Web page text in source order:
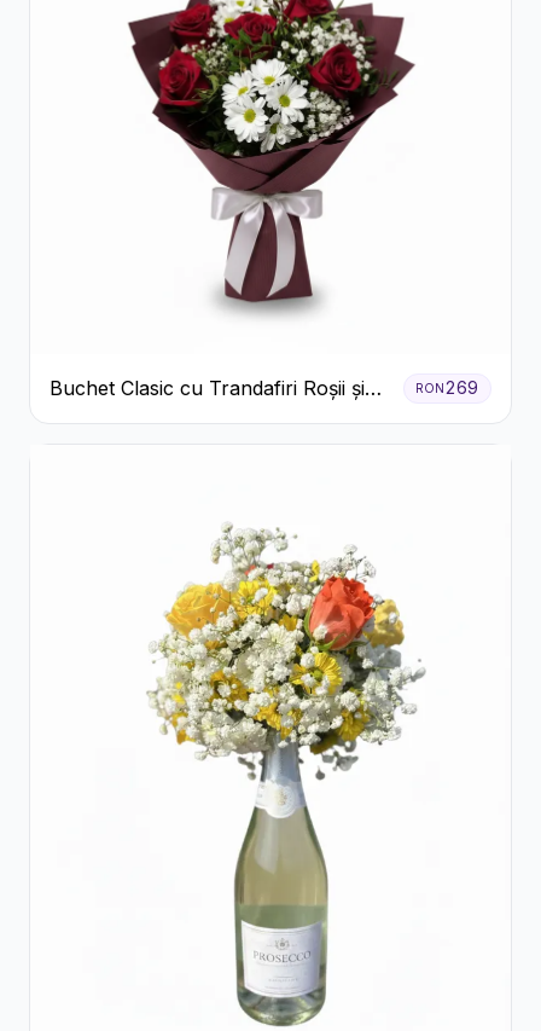
Buchet Clasic cu Trandafiri Roșii și
Crizanteme Albe
RON269